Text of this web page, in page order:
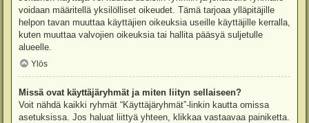
voidaan määritellä yksilölliset oikeudet. Tämä tarjoaa ylläpitäjille
helpon tavan muuttaa käyttäjien oikeuksia useille käyttäjille kerralla,
kuten muuttaa valvojien oikeuksia tai hallita pääsyä suljetulle
alueelle.
Ylös
Missä ovat käyttäjäryhmät ja miten liityn sellaiseen?
Voit nähdä kaikki ryhmät “Käyttäjäryhmät”-linkin kautta omissa
asetuksissa. Jos haluat liittyä yhteen, klikkaa vastaavaa painiketta.